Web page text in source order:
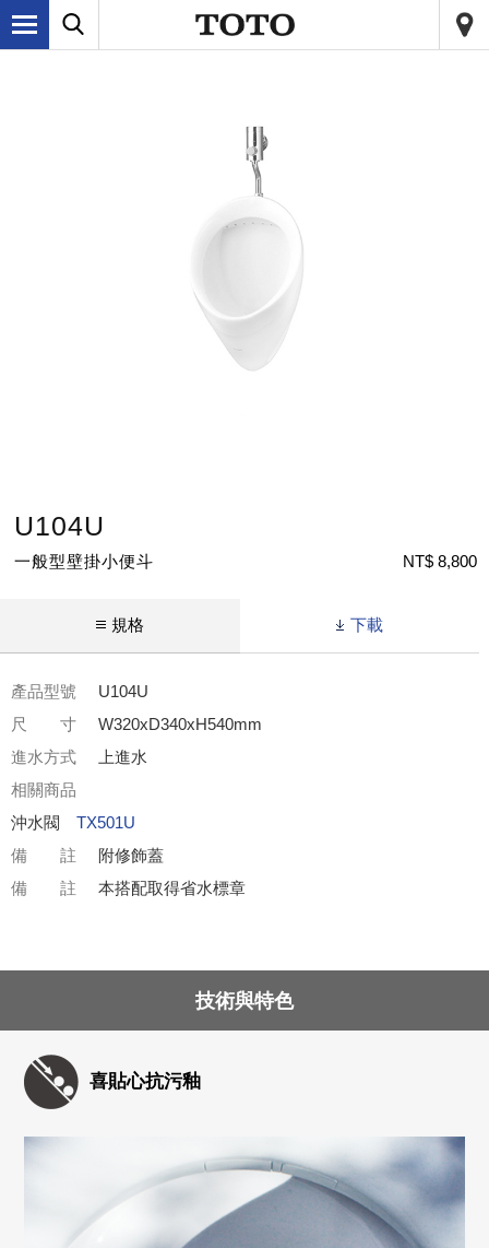
U104U
一般型壁掛小便斗 NT$ 8,800
規格 下載
產品型號
U104U
尺 寸
W320xD340xH540mm
進水方式
上進水
相關商品
沖水閥 TX501U
備 註
附修飾蓋
備 註
本搭配取得省水標章
技術與特色
喜貼心抗污釉